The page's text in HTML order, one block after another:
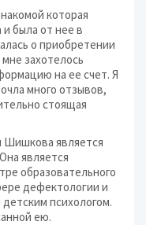
которая
и была от нее в
о приобретении
захотелось
на ее счет. Я
много отзывов,
стоящая
Шишкова является
является
образовательного
дефектологии и
психологом.
ею.